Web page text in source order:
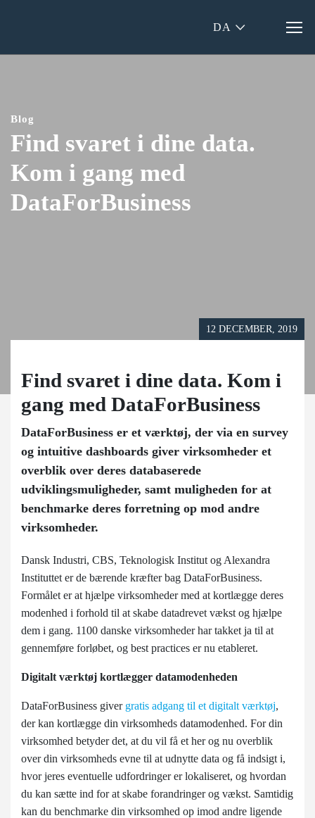
DA
Blog
Find svaret i dine data.
Kom i gang med
DataForBusiness
12 DECEMBER, 2019
Find svaret i dine data. Kom i
gang med DataForBusiness
DataForBusiness er et værktøj, der via en survey
og intuitive dashboards giver virksomheder et
overblik over deres databaserede
udviklingsmuligheder, samt muligheden for at
benchmarke deres forretning op mod andre
virksomheder.
Dansk Industri, CBS, Teknologisk Institut og Alexandra
Instituttet er de bærende kræfter bag DataForBusiness.
Formålet er at hjælpe virksomheder med at kortlægge deres
modenhed i forhold til at skabe datadrevet vækst og hjælpe
dem i gang. 1100 danske virksomheder har takket ja til at
gennemføre forløbet, og best practices er nu etableret.
Digitalt værktøj kortlægger datamodenheden
DataForBusiness giver gratis adgang til et digitalt værktøj,
der kan kortlægge din virksomheds datamodenhed. For din
virksomhed betyder det, at du vil få et her og nu overblik
over din virksomheds evne til at udnytte data og få indsigt i,
hvor jeres eventuelle udfordringer er lokaliseret, og hvordan
du kan sætte ind for at skabe forandringer og vækst. Samtidig
kan du benchmarke din virksomhed op imod andre ligende